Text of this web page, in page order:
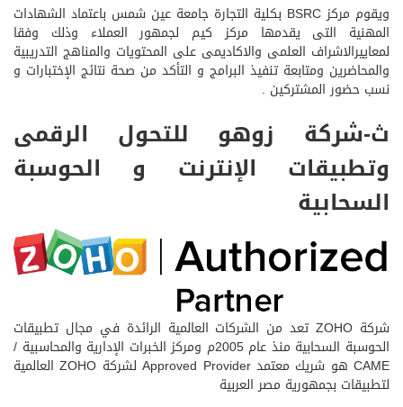
ويقوم مركز BSRC بكلية التجارة جامعة عين شمس باعتماد الشهادات
المهنية التى يقدمها مركز كيم لجمهور العملاء وذلك وفقا
لمعاييرالاشراف العلمى والاكاديمى على المحتويات والمناهج التدريبية
والمحاضرين ومتابعة تنفيذ البرامج و التأكد من صحة نتائج الإختبارات و
نسب حضور المشتركين .
ث-شركة زوهو للتحول الرقمى
وتطبيقات الإنترنت و الحوسبة
السحابية
شركة ZOHO تعد من الشركات العالمية الرائدة في مجال تطبيقات
الحوسبة السحابية منذ عام 2005م ومركز الخبرات الإدارية والمحاسبية /
CAME هو شريك معتمد Approved Provider لشركة ZOHO العالمية
لتطبيقات بجمهورية مصر العربية